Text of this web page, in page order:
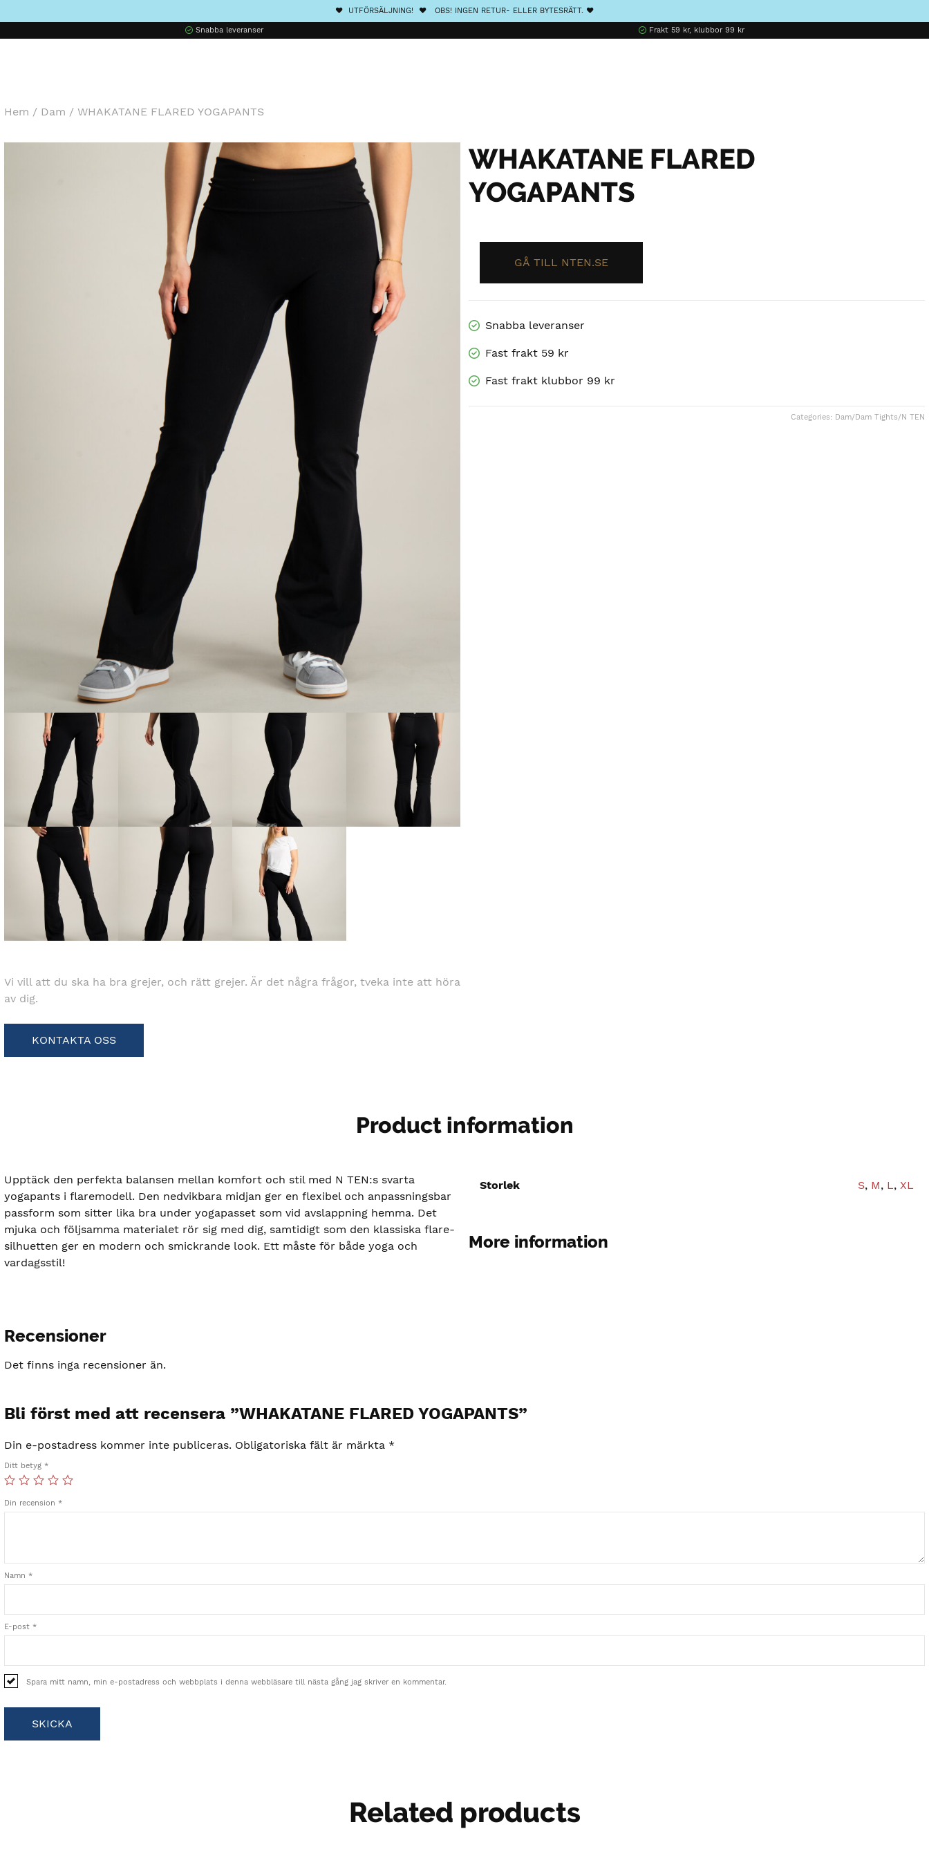
❤️ UTFÖRSÄLJNING! ❤️ OBS! INGEN RETUR- ELLER BYTESRÄTT. ❤️
Snabba leveranser Frakt 59 kr, klubbor 99 kr
Hem / Dam / WHAKATANE FLARED YOGAPANTS
Vi vill att du ska ha bra grejer, och rätt grejer. Är det några frågor, tveka inte att höra
av dig.
KONTAKTA OSS
WHAKATANE FLARED
YOGAPANTS
Snabba leveranser
Fast frakt 59 kr
Fast frakt klubbor 99 kr
Categories: Dam/Dam Tights/N TEN
Product information
Upptäck den perfekta balansen mellan komfort och stil med N TEN:s svarta
yogapants i flaremodell. Den nedvikbara midjan ger en flexibel och anpassningsbar
passform som sitter lika bra under yogapasset som vid avslappning hemma. Det
mjuka och följsamma materialet rör sig med dig, samtidigt som den klassiska flare-
silhuetten ger en modern och smickrande look. Ett måste för både yoga och
vardagsstil!
Storlek S, M, L, XL
More information
Recensioner
Det finns inga recensioner än.
Bli först med att recensera ”WHAKATANE FLARED YOGAPANTS”
Din e-postadress kommer inte publiceras. Obligatoriska fält är märkta *
Ditt betyg *
Din recension *
Namn *
E-post *
Spara mitt namn, min e-postadress och webbplats i denna webbläsare till nästa gång jag skriver en kommentar.
Related products